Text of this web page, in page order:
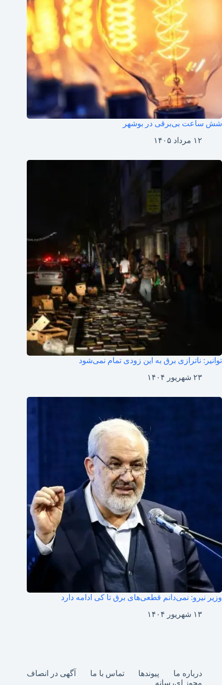
شش ساعت بی‌برقی در بوشهر
۱۲ مرداد ۱۴۰۵
توانیر: ناترازی برق به این زودی تمام نمی‌شود
۲۳ شهریور ۱۴۰۴
وزیر نیرو: نمی‌دانم قطعی‌های برق تا کی ادامه دارد
۱۳ شهریور ۱۴۰۴
درباره ما پیوندها تماس با ما
آگهی در انصاف
مجوز ای‌رسانه